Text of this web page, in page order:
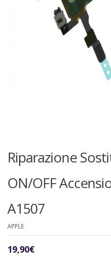
Riparazione
ON/OFF
A1507
APPLE
19,90€